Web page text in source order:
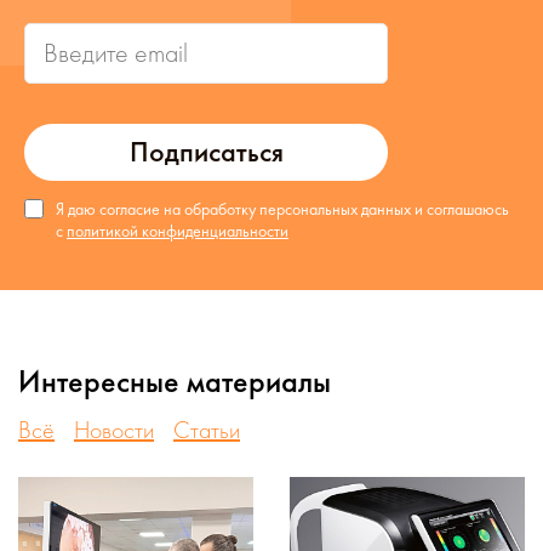
Подписаться
Я даю согласие на обработку персональных данных и соглашаюсь
с политикой конфиденциальности
Интересные материалы
Всё Новости Статьи